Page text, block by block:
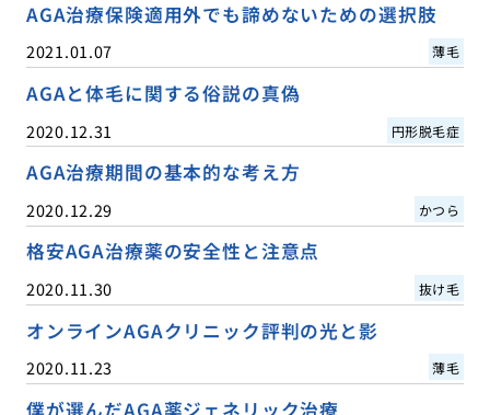
AGA治療保険適用外でも諦めないための選択肢
2021.01.07 薄毛
AGAと体毛に関する俗説の真偽
2020.12.31 円形脱毛症
AGA治療期間の基本的な考え方
2020.12.29 かつら
格安AGA治療薬の安全性と注意点
2020.11.30 抜け毛
オンラインAGAクリニック評判の光と影
2020.11.23 薄毛
僕が選んだAGA薬ジェネリック治療